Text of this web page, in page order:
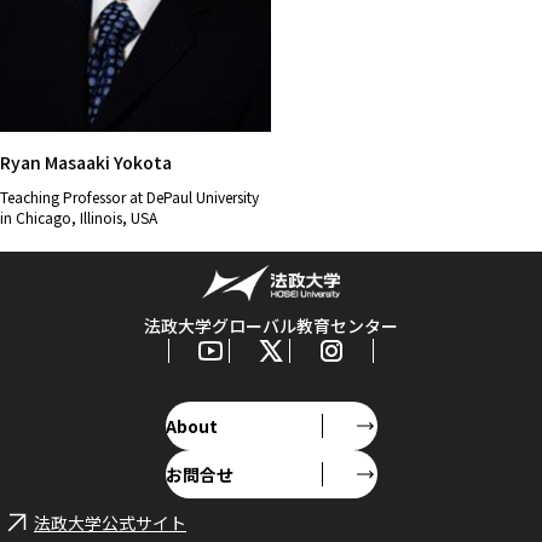
Ryan Masaaki Yokota
Teaching Professor at DePaul University
in Chicago, Illinois, USA
法政大学グローバル教育センター
About
お問合せ
法政大学公式サイト